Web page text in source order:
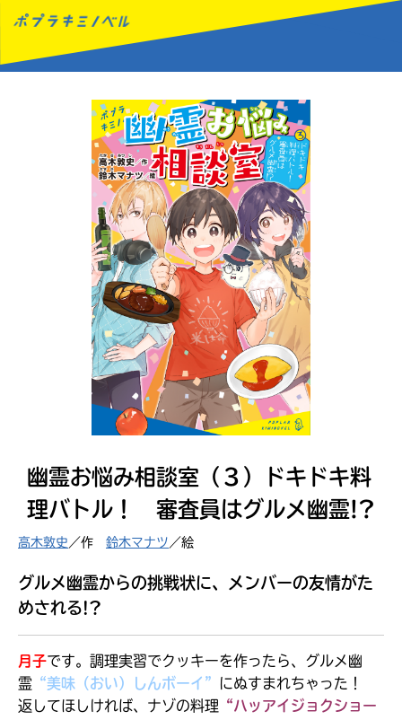
MENU
読みたい本が
見つかる
幽霊お悩み相談室（３）ドキドキ料
理バトル！ 審査員はグルメ幽霊!?
高木敦史 ／作 鈴木マナツ ／絵
グルメ幽霊からの挑戦状に、メンバーの友情がた
めされる!?
月子です。調理実習でクッキーを作ったら、グルメ幽
霊 “美味（おい）しんボーイ ”
にぬすまれちゃった！
返してほしければ、 ナゾの料理 “ハッアイジョクショー